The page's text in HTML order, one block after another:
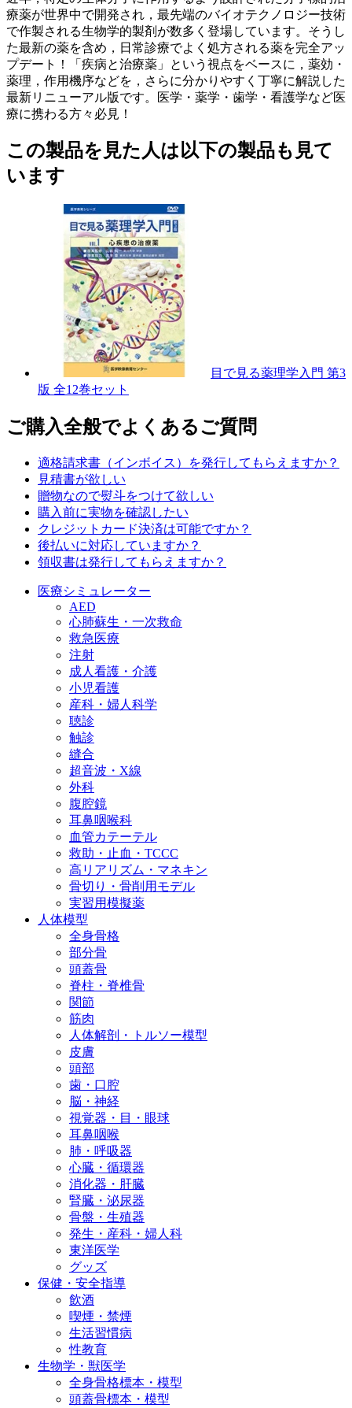
療薬が世界中で開発され，最先端のバイオテクノロジー技術
で作製される生物学的製剤が数多く登場しています。そうし
た最新の薬を含め，日常診療でよく処方される薬を完全アッ
プデート！「疾病と治療薬」という視点をベースに，薬効・
薬理，作用機序などを，さらに分かりやすく丁寧に解説した
最新リニューアル版です。医学・薬学・歯学・看護学など医
療に携わる方々必見！
この製品を見た人は以下の製品も見て
います
目で見る薬理学入門 第3
版 全12巻セット
ご購入全般でよくあるご質問
適格請求書（インボイス）を発行してもらえますか？
見積書が欲しい
贈物なので熨斗をつけて欲しい
購入前に実物を確認したい
クレジットカード決済は可能ですか？
後払いに対応していますか？
領収書は発行してもらえますか？
医療シミュレーター
AED
心肺蘇生・一次救命
救急医療
注射
成人看護・介護
小児看護
産科・婦人科学
聴診
触診
縫合
超音波・X線
外科
腹腔鏡
耳鼻咽喉科
血管カテーテル
救助・止血・TCCC
高リアリズム・マネキン
骨切り・骨削用モデル
実習用模擬薬
人体模型
全身骨格
部分骨
頭蓋骨
脊柱・脊椎骨
関節
筋肉
人体解剖・トルソー模型
皮膚
頭部
歯・口腔
脳・神経
視覚器・目・眼球
耳鼻咽喉
肺・呼吸器
心臓・循環器
消化器・肝臓
腎臓・泌尿器
骨盤・生殖器
発生・産科・婦人科
東洋医学
グッズ
保健・安全指導
飲酒
喫煙・禁煙
生活習慣病
性教育
生物学・獣医学
全身骨格標本・模型
頭蓋骨標本・模型